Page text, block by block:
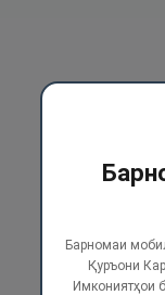
Барномаи
Қуръони
Имкониятҳои